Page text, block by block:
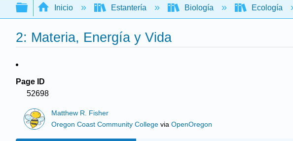
Buscar
Expandir/contraer jerarquía global
Inicio Estantería Biología Ecología
2: Materia, Energía y Vida
Page ID
52698
Matthew R. Fisher
Oregon Coast Community College viaOpenOregon